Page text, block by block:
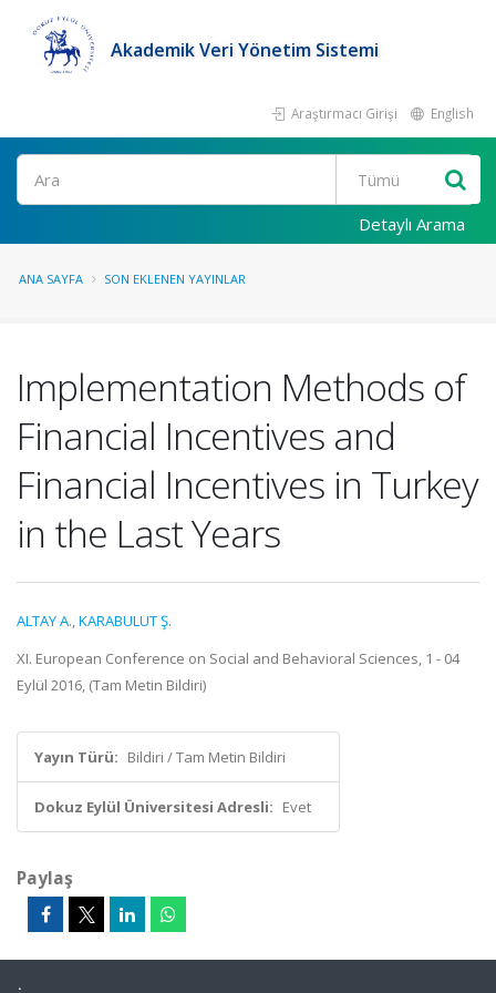
Akademik Veri Yönetim Sistemi
Araştırmacı Girişi English
Ara
Detaylı Arama
ANA SAYFA SON EKLENEN YAYINLAR
Implementation Methods of
Financial Incentives and
Financial Incentives in Turkey
in the Last Years
ALTAY A.,KARABULUT Ş.
XI. European Conference on Social and Behavioral Sciences, 1 - 04
Eylül 2016, (Tam Metin Bildiri)
Yayın Türü: Bildiri / Tam Metin Bildiri
Dokuz Eylül Üniversitesi Adresli: Evet
Paylaş